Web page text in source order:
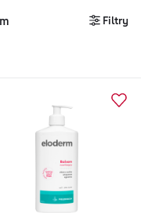
Filtry